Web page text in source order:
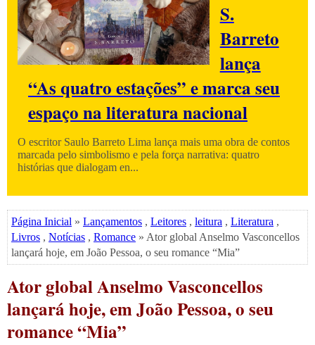
S.
Barreto
lança
“As quatro estações” e marca seu
espaço na literatura nacional
O escritor Saulo Barreto Lima lança mais uma obra de contos
marcada pelo simbolismo e pela força narrativa: quatro
histórias que dialogam en...
Página Inicial » Lançamentos , Leitores , leitura , Literatura ,
Livros , Notícias , Romance » Ator global Anselmo Vasconcellos
lançará hoje, em João Pessoa, o seu romance “Mia”
Ator global Anselmo Vasconcellos
lançará hoje, em João Pessoa, o seu
romance “Mia”